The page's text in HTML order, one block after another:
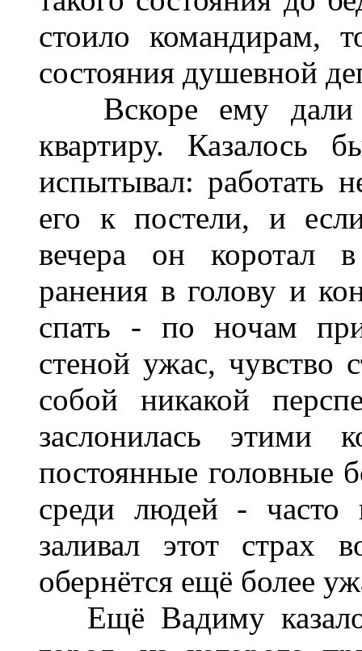
стоило командирам,
состояния душевной
Вскоре ему дали
квартиру.
испытывал: работать
его к постели, и
вечера он коротал
ранения в голову и
спать - по ночам
стеной ужас, чувство
собой никакой
заслонилась этими
постоянные головные
среди людей - часто
заливал этот страх
обернётся ещё более
Ещё Вадиму